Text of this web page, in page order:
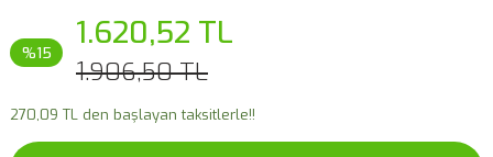
%15 1.620,52 TL
1.906,50 TL
270,09 TL den başlayan taksitlerle!!